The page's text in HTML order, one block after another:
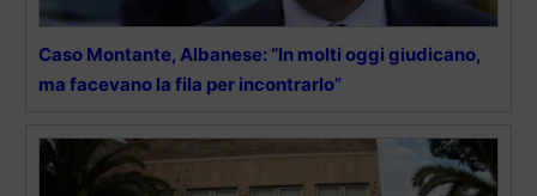
Caso Montante, Albanese: “In molti oggi giudicano,
ma facevano la fila per incontrarlo”